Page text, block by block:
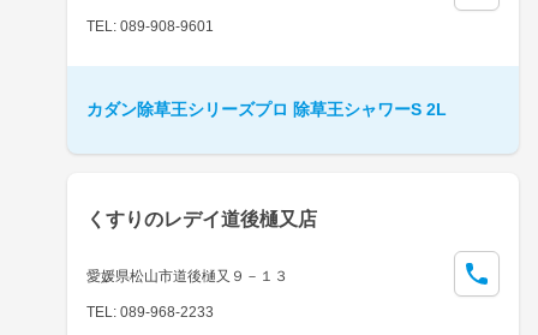
TEL: 089-908-9601
カダン除草王シリーズプロ 除草王シャワーS 2L
くすりのレデイ道後樋又店
愛媛県松山市道後樋又９－１３
TEL: 089-968-2233